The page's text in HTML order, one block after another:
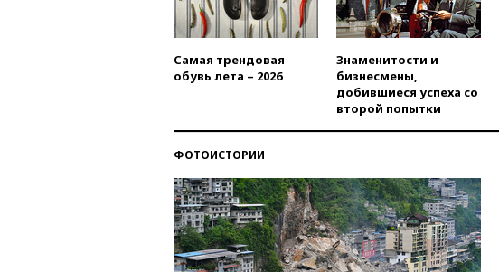
Самая трендовая
обувь лета – 2026
Знаменитости и
бизнесмены,
добившиеся успеха со
второй попытки
ФОТОИСТОРИИ